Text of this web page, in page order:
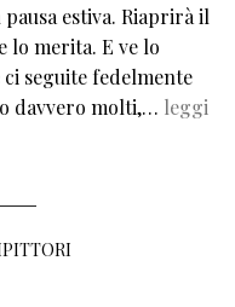
estiva. Riaprirà il
lo merita. E ve lo
seguite fedelmente
davvero molti,… leggi